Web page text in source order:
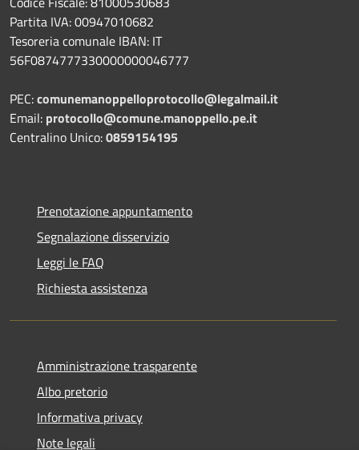
Partita IVA: 00947010682
Tesoreria comunale IBAN: IT
56F0874777330000000046777
PEC:comunemanoppelloprotocollo@legalmail.it
Email: protocollo@comune.manoppello.pe.it
Centralino Unico:0859154195
Prenotazione appuntamento
Segnalazione disservizio
Leggi le FAQ
Richiesta assistenza
Amministrazione trasparente
Albo pretorio
Informativa privacy
Note legali